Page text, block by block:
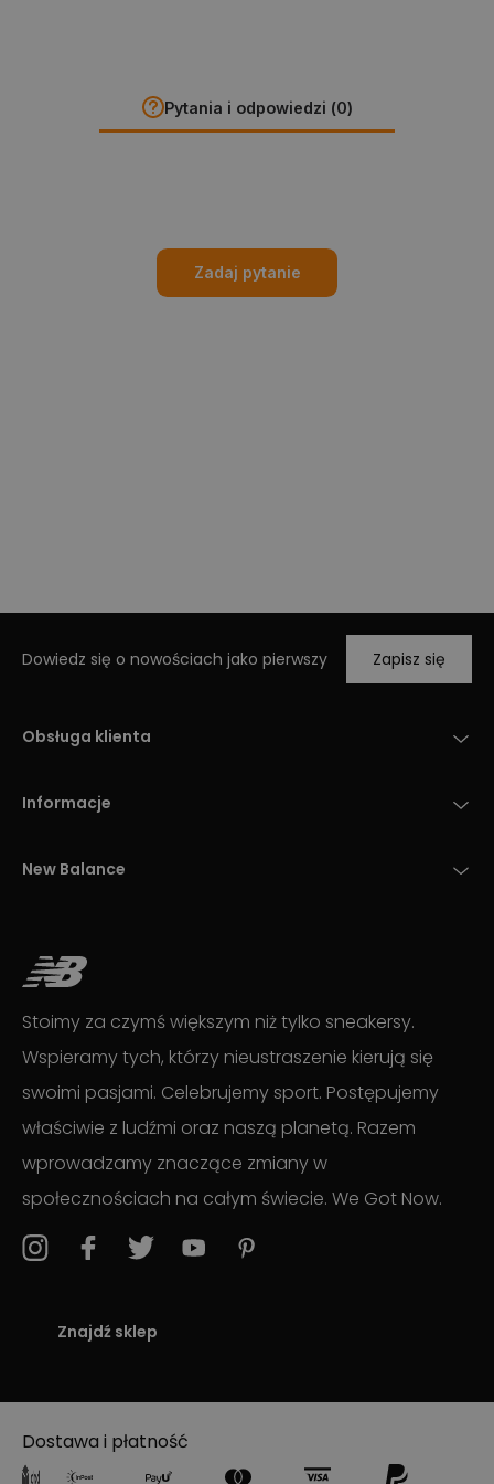
Pytania i odpowiedzi (0)
Zadaj pytanie
Dowiedz się o nowościach jako pierwszy Zapisz się
Obsługa klienta
Informacje
New Balance
Stoimy za czymś większym niż tylko sneakersy.
Wspieramy tych, którzy nieustraszenie kierują się
swoimi pasjami. Celebrujemy sport. Postępujemy
właściwie z ludźmi oraz naszą planetą. Razem
wprowadzamy znaczące zmiany w
społecznościach na całym świecie. We Got Now.
Znajdź sklep
Dostawa i płatność